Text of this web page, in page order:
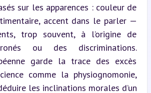
sur les apparences : couleur de
accent dans le parler —
trop souvent, à l’origine de
ou des discriminations.
garde la trace des excès
comme la physiognomonie,
les inclinations morales d’un